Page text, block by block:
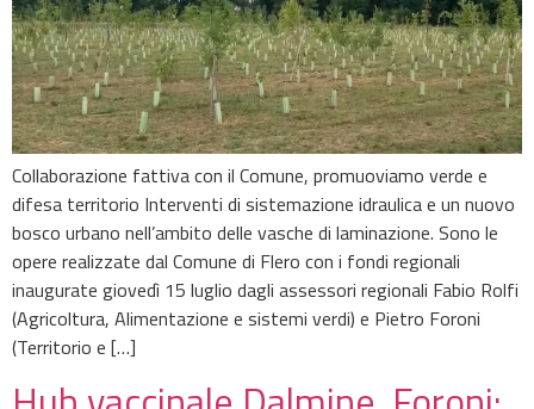
Collaborazione fattiva con il Comune, promuoviamo verde e
difesa territorio Interventi di sistemazione idraulica e un nuovo
bosco urbano nell’ambito delle vasche di laminazione. Sono le
opere realizzate dal Comune di Flero con i fondi regionali
inaugurate giovedì 15 luglio dagli assessori regionali Fabio Rolfi
(Agricoltura, Alimentazione e sistemi verdi) e Pietro Foroni
(Territorio e […]